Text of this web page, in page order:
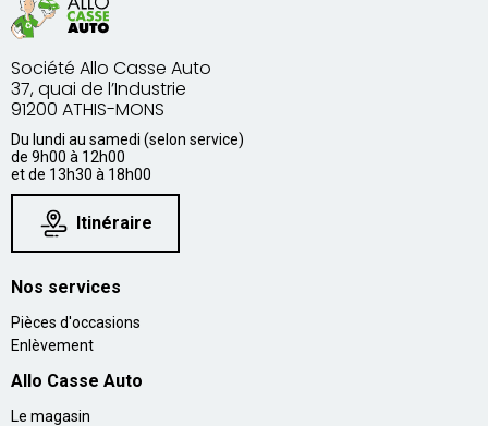
Société Allo Casse Auto
37, quai de l’Industrie
91200 ATHIS-MONS
Du lundi au samedi (selon service)
de 9h00 à 12h00
et de 13h30 à 18h00
Itinéraire
Nos services
Pièces d'occasions
Enlèvement
Allo Casse Auto
Le magasin